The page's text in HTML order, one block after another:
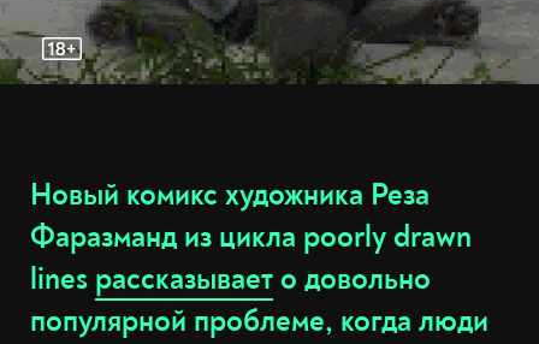
Новый комикс художника Реза
Фаразманд из цикла poorly drawn
lines рассказывает о довольно
популярной проблеме, когда люди